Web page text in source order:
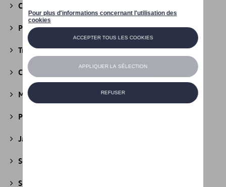
Camping
Packs(39)
Transport(305)
Confort et protection (841)
Multimédia
Produits d'entretien
Jantes et roues
Securité
Sport et design